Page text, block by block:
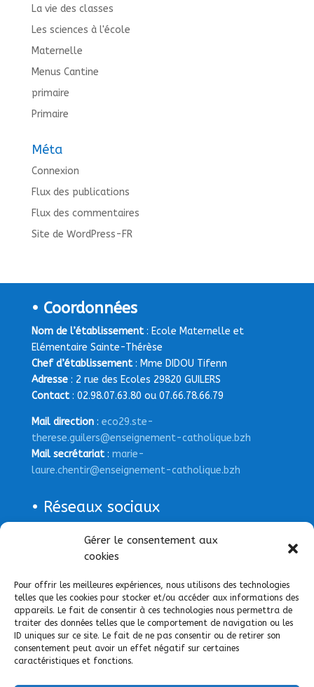
Gérer le consentement aux
cookies
Pour offrir les meilleures expériences, nous utilisons des technologies
telles que les cookies pour stocker et/ou accéder aux informations des
appareils. Le fait de consentir à ces technologies nous permettra de
traiter des données telles que le comportement de navigation ou les
ID uniques sur ce site. Le fait de ne pas consentir ou de retirer son
consentement peut avoir un effet négatif sur certaines
caractéristiques et fonctions.
La vie des classes
Les sciences à l'école
Maternelle
Menus Cantine
primaire
Primaire
Méta
Connexion
Flux des publications
Flux des commentaires
Site de WordPress-FR
• Coordonnées
Nom de l’établissement: Ecole Maternelle et
Elémentaire Sainte-Thérèse
Chef d’établissement: Mme DIDOU Tifenn
Adresse: 2 rue des Ecoles 29820 GUILERS
Contact: 02.98.07.63.80 ou 07.66.78.66.79
Mail direction: eco29.ste-
therese.guilers@enseignement-catholique.bzh
Mail secrétariat: marie-
laure.chentir@enseignement-catholique.bzh
• Réseaux sociaux
Page Facebook